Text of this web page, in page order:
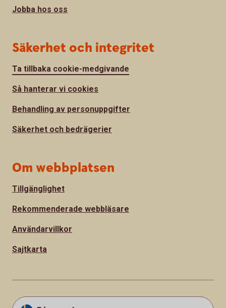
Jobba hos oss
Säkerhet och integritet
Ta tillbaka cookie-medgivande
Så hanterar vi cookies
Behandling av personuppgifter
Säkerhet och bedrägerier
Om webbplatsen
Tillgänglighet
Rekommenderade webbläsare
Användarvillkor
Sajtkarta